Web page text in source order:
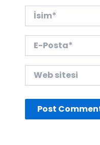
İsim*
Posta*
sitesi